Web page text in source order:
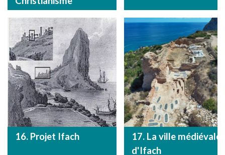
16. Projet Ifach
17. La ville médiévale
d'Ifach